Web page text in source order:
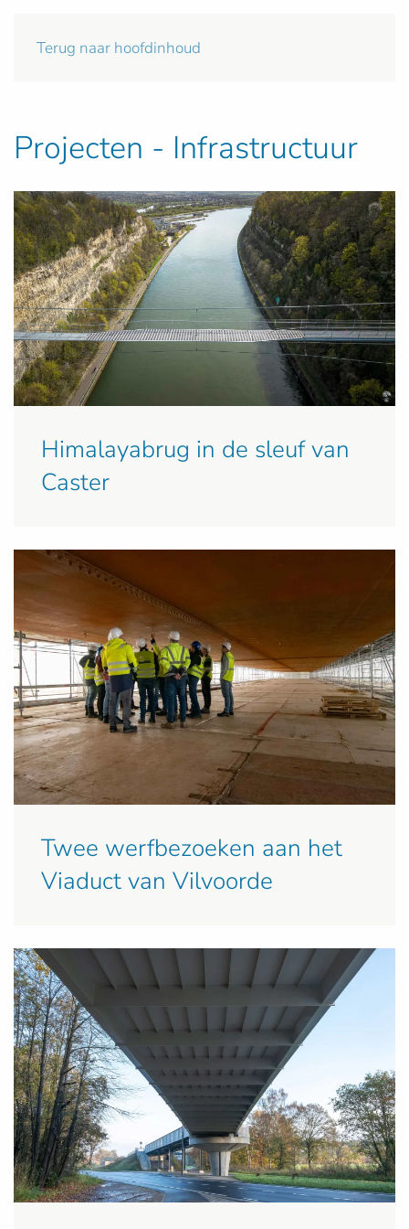
Terug naar hoofdinhoud
Projecten - Infrastructuur
Himalayabrug in de sleuf van
Caster
Twee werfbezoeken aan het
Viaduct van Vilvoorde